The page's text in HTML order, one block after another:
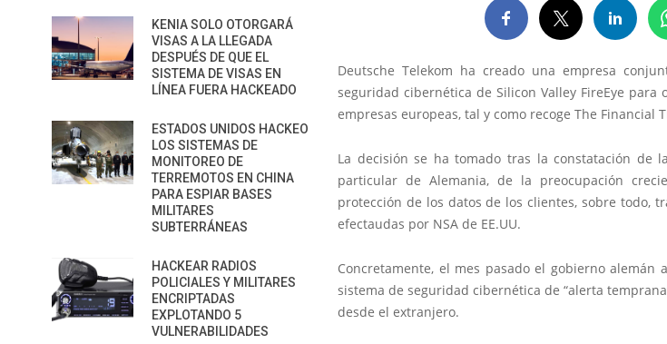
Deutsche Telekom ha creado una empresa
seguridad cibernética de Silicon Valley FireEye para
empresas europeas, tal y como recoge The Financial
La decisión se ha tomado tras la constatación de
particular de Alemania, de la preocupación
protección de los datos de los clientes, sobre todo,
efectaudas por NSA de EE.UU.
Concretamente, el mes pasado el gobierno
sistema de seguridad cibernética de “alerta
desde el extranjero.
KENIA SOLO OTORGARÁ
VISAS A LA LLEGADA
DESPUÉS DE QUE EL
SISTEMA DE VISAS EN
LÍNEA FUERA HACKEADO
ESTADOS UNIDOS HACKEO
LOS SISTEMAS DE
MONITOREO DE
TERREMOTOS EN CHINA
PARA ESPIAR BASES
MILITARES
SUBTERRÁNEAS
HACKEAR RADIOS
POLICIALES Y MILITARES
ENCRIPTADAS
EXPLOTANDO 5
VULNERABILIDADES